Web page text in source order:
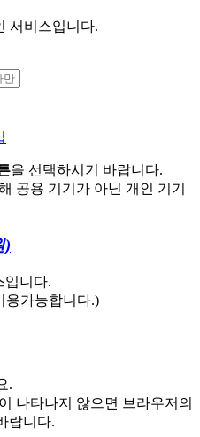
서비스입니다.
을 선택하시기 바랍니다.
공용 기기가 아닌 개인 기기
)
입니다.
용가능합니다.)
.
나타나지 않으면 브라우저의
랍니다.